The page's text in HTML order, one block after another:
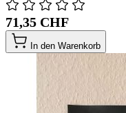
71,35 CHF
In den Warenkorb